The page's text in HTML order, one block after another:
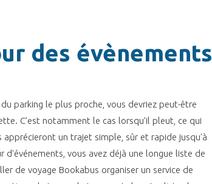
des évènements
parking le plus proche, vous devriez peut-être
C’est notamment le cas lorsqu’il pleut, ce qui
apprécieront un trajet simple, sûr et rapide jusqu'à
d'événements, vous avez déjà une longue liste de
de voyage Bookabus organiser un service de